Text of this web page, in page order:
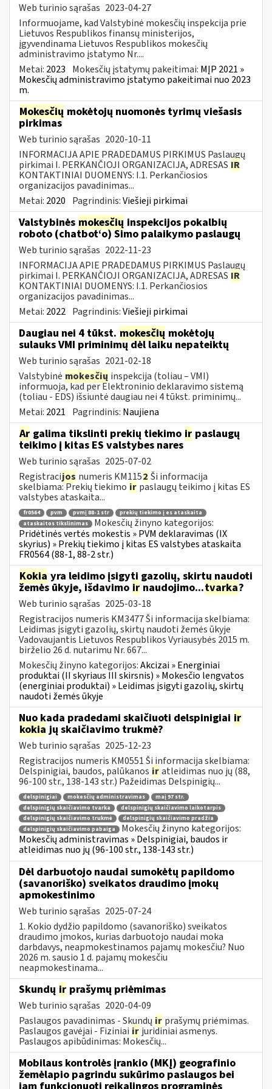
Web turinio sąrašas 2023-04-27
Informuojame, kad Valstybinė mokesčių inspekcija prie
Lietuvos Respublikos finansų ministerijos,
įgyvendinama Lietuvos Respublikos mokesčių
administravimo įstatymo Nr....
Metai: 2023 Mokesčių įstatymų pakeitimai: MĮP 2021 »
Mokesčių administravimo įstatymo pakeitimai nuo 2023
m.
Mokesčių mokėtojų nuomonės tyrimų viešasis
pirkimas
Web turinio sąrašas 2020-10-11
INFORMACIJA APIE PRADEDAMUS PIRKIMUS Paslaugų
pirkimai I. PERKANČIOJI ORGANIZACIJA, ADRESAS IR
KONTAKTINIAI DUOMENYS: I.1. Perkančiosios
organizacijos pavadinimas...
Metai: 2020 Pagrindinis:Viešieji pirkimai
Valstybinės mokesčių inspekcijos pokalbių
roboto (chatbot‘o) Simo palaikymo paslaugų
Web turinio sąrašas 2022-11-23
INFORMACIJA APIE PRADEDAMUS PIRKIMUS Paslaugų
pirkimai I. PERKANČIOJI ORGANIZACIJA, ADRESAS IR
KONTAKTINIAI DUOMENYS: I.1. Perkančiosios
organizacijos pavadinimas...
Metai: 2022 Pagrindinis:Viešieji pirkimai
Daugiau nei 4 tūkst. mokesčių mokėtojų
sulauks VMI priminimų dėl laiku nepateiktų
Web turinio sąrašas 2021-02-18
Valstybinė mokesčių inspekcija (toliau – VMI)
informuoja, kad per Elektroninio deklaravimo sistemą
(toliau - EDS) išsiuntė daugiau nei 4 tūkst. priminimų...
Metai: 2021 Pagrindinis: Naujiena
Ar galima tikslinti prekių tiekimo ir paslaugų
teikimo į kitas ES valstybes nares
Web turinio sąrašas 2025-07-02
Registracijos numeris KM1152 Ši informacija
skelbiama: Prekių tiekimo ir paslaugų teikimo į kitas ES
valstybes ataskaita...
fr0564 pvm pvmį 88-1 str
prekių tiekimo į es ataskaita
ataskaitos tikslinimas
Mokesčių žinyno kategorijos:
Pridėtinės vertės mokestis » PVM deklaravimas (IX
skyrius) » Prekių tiekimo į kitas ES valstybes ataskaita
FR0564 (88-1, 88-2 str.)
Kokia yra leidimo įsigyti gazolių, skirtų naudoti
žemės ūkyje, išdavimo ir naudojimo...tvarka?
Web turinio sąrašas 2025-03-18
Registracijos numeris KM3477 Ši informacija skelbiama:
Leidimas įsigyti gazolių, skirtų naudoti žemės ūkyje
Vadovaujantis Lietuvos Respublikos Vyriausybės 2015 m.
birželio 26 d. nutarimu Nr. 667...
Mokesčių žinyno kategorijos:Akcizai » Energiniai
produktai (II skyriaus III skirsnis) » Mokesčio lengvatos
(energiniai produktai) » Leidimas įsigyti gazolių, skirtų
naudoti žemės ūkyje
Nuo kada pradedami skaičiuoti delspinigiai ir
kokia jų skaičiavimo trukmė?
Web turinio sąrašas 2025-12-23
Registracijos numeris KM0551 Ši informacija skelbiama:
Delspinigiai, baudos, palūkanos iratleidimas nuo jų (88,
96-100 str., 138-143 str.) Pažeidimas Delspinigių...
delspinigiai mokesčių administravimas
maį 97 str.
delspinigių skaičiavimo tvarka
delspinigių skaičiavimo laikotarpis
delspinigių skaičiavimo trukmė
delspinigių skaičiavimo pradžia
delspinigių skaičiavimo pabaiga
Mokesčių žinyno kategorijos:
Mokesčių administravimas » Delspinigiai, baudos ir
atleidimas nuo jų (96-100 str., 138-143 str.)
Dėl darbuotojo naudai sumokėtų papildomo
(savanoriško) sveikatos draudimo įmokų
apmokestinimo
Web turinio sąrašas 2025-07-24
1. Kokio dydžio papildomo (savanoriško) sveikatos
draudimo įmokos, kurias darbuotojo naudai moka
darbdavys, neapmokestinamos pajamų mokesčiu? Nuo
2026 m. sausio 1 d. pajamų mokesčiu
neapmokestinama...
Skundų ir prašymų priėmimas
Web turinio sąrašas 2020-04-09
Paslaugos pavadinimas - Skundų ir prašymų priėmimas.
Paslaugos gavėjai - Fiziniai ir juridiniai asmenys.
Paslaugos apibūdinimas: Mokesčių...
Mobilaus kontrolės įrankio (MKĮ) geografinio
žemėlapio pagrindu sukūrimo paslaugos bei
jam funkcionuoti reikalingos programinės